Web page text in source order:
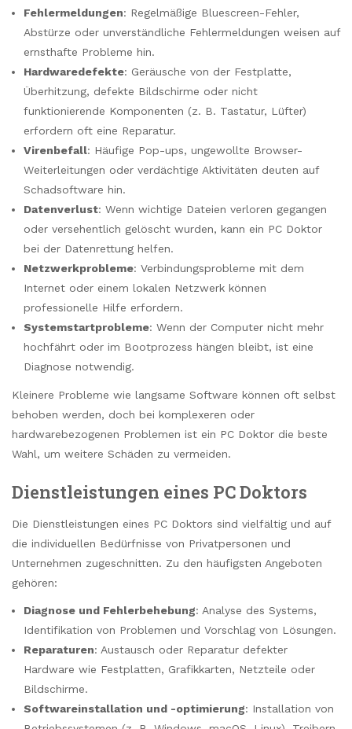
Fehlermeldungen: Regelmäßige Bluescreen-Fehler,
Abstürze oder unverständliche Fehlermeldungen weisen auf
ernsthafte Probleme hin.
Hardwaredefekte: Geräusche von der Festplatte,
Überhitzung, defekte Bildschirme oder nicht
funktionierende Komponenten (z. B. Tastatur, Lüfter)
erfordern oft eine Reparatur.
Virenbefall: Häufige Pop-ups, ungewollte Browser-
Weiterleitungen oder verdächtige Aktivitäten deuten auf
Schadsoftware hin.
Datenverlust: Wenn wichtige Dateien verloren gegangen
oder versehentlich gelöscht wurden, kann ein PC Doktor
bei der Datenrettung helfen.
Netzwerkprobleme: Verbindungsprobleme mit dem
Internet oder einem lokalen Netzwerk können
professionelle Hilfe erfordern.
Systemstartprobleme: Wenn der Computer nicht mehr
hochfährt oder im Bootprozess hängen bleibt, ist eine
Diagnose notwendig.
Kleinere Probleme wie langsame Software können oft selbst
behoben werden, doch bei komplexeren oder
hardwarebezogenen Problemen ist ein PC Doktor die beste
Wahl, um weitere Schäden zu vermeiden.
Dienstleistungen eines PC Doktors
Die Dienstleistungen eines PC Doktors sind vielfältig und auf
die individuellen Bedürfnisse von Privatpersonen und
Unternehmen zugeschnitten. Zu den häufigsten Angeboten
gehören:
Diagnose und Fehlerbehebung: Analyse des Systems,
Identifikation von Problemen und Vorschlag von Lösungen.
Reparaturen: Austausch oder Reparatur defekter
Hardware wie Festplatten, Grafikkarten, Netzteile oder
Bildschirme.
Softwareinstallation und -optimierung: Installation von